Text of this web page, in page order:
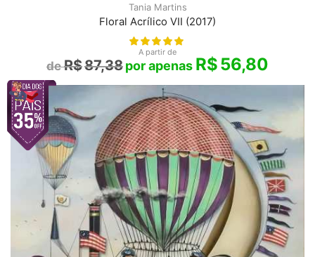
Tania Martins
Floral Acrílico VII (2017)
A partir de
R$87,38 R$56,80